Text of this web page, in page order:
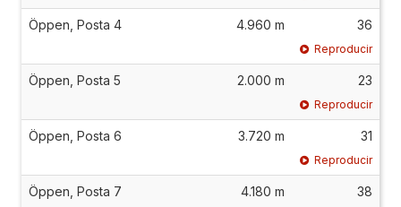
Öppen, Posta 4 4.960 m 36
Reproducir
Öppen, Posta 5 2.000 m 23
Reproducir
Öppen, Posta 6 3.720 m 31
Reproducir
Öppen, Posta 7 4.180 m 38